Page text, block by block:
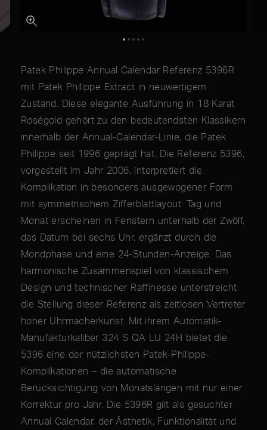
Patek Philippe Annual Calendar Referenz 5396R
mit Patek Philippe Extract in neuwertigem
Zustand. Diese elegante Ausführung in 18 Karat
Roségold gehört zu den bedeutendsten Klassikern
innerhalb der Annual-Calendar-Linie, die Patek
Philippe seit 1996 geprägt hat. Die Referenz 5396,
vorgestellt im Jahr 2006, interpretiert die
Komplikation in besonders ausgewogener Form
mit symmetrischem Zifferblattlayout: Tag und
Monat erscheinen in Fenstern unterhalb der Zwölf,
das Datum bei sechs Uhr, ergänzt durch die
Mondphase und eine 24-Stunden-Anzeige. Das
harmonische Zusammenspiel von klassischem
Design und technischer Raffinesse unterstreicht
die Stellung dieser Referenz als zeitlosen Vertreter
hoher Uhrmacherkunst. Mit ihrem Automatik-
Manufakturkaliber 324 S QA LU 24H bietet die
5396 eine der nützlichsten Patek-Philippe-
Komplikationen – die automatische
Berücksichtigung von Monatslängen mit nur einer
Korrektur pro Jahr. Die 5396R gilt als gesuchter
Annual Calendar, der Ästhetik, Funktionalität und